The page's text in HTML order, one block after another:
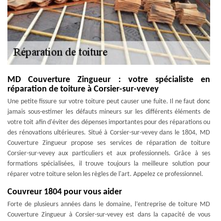
MD Couverture Zingueur : votre spécialiste en
réparation de toiture à Corsier-sur-vevey
Une petite fissure sur votre toiture peut causer une fuite. Il ne faut donc
jamais sous-estimer les défauts mineurs sur les différents éléments de
votre toit afin d'éviter des dépenses importantes pour des réparations ou
des rénovations ultérieures. Situé à Corsier-sur-vevey dans le 1804, MD
Couverture Zingueur propose ses services de réparation de toiture
Corsier-sur-vevey aux particuliers et aux professionnels. Grâce à ses
formations spécialisées, il trouve toujours la meilleure solution pour
réparer votre toiture selon les règles de l'art. Appelez ce professionnel.
Couvreur 1804 pour vous aider
Forte de plusieurs années dans le domaine, l’entreprise de toiture MD
Couverture Zingueur à Corsier-sur-vevey est dans la capacité de vous